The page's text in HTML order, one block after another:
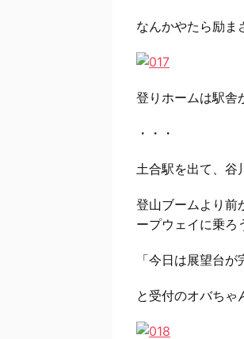
なんかやたら励ま
登りホームは駅舎
・・・
土合駅を出て、谷
登山ブームより前
ープウェイに乗ろ
「今日は展望台
と受付のオバちゃ